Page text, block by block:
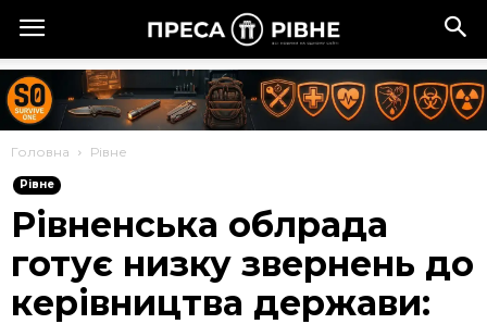
Головна Рівне
Рівне
Рівненська облрада
готує низку звернень до
керівництва держави: